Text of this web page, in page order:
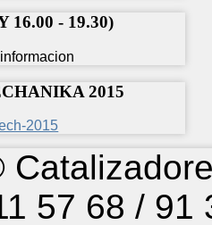
16.00 - 19.30)
2015
57 68 /